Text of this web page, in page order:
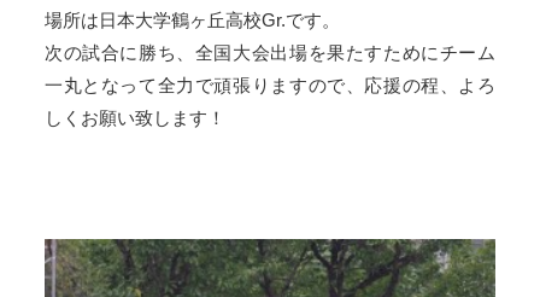
場所は日本大学鶴ヶ丘高校Gr.です。
次の試合に勝ち、全国大会出場を果たすためにチーム
一丸となって全力で頑張りますので、応援の程、よろ
しくお願い致します！